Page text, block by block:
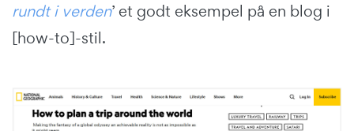
rundt i verden’ et godt eksempel på en blog i
[how-to]-stil.